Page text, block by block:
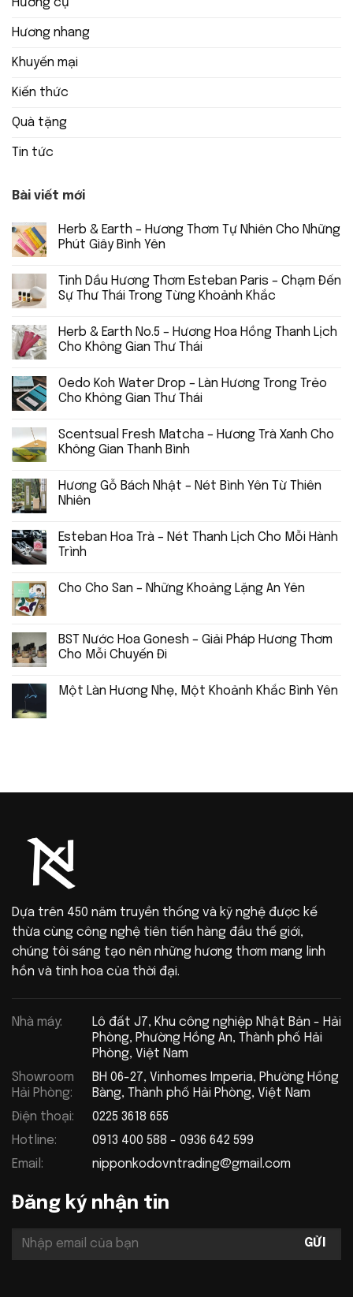
Hương cụ
Hương nhang
Khuyến mại
Kiến thức
Quà tặng
Tin tức
Bài viết mới
Herb & Earth – Hương Thơm Tự Nhiên Cho Những
Phút Giây Bình Yên
Tinh Dầu Hương Thơm Esteban Paris – Chạm Đến
Sự Thư Thái Trong Từng Khoảnh Khắc
Herb & Earth No.5 – Hương Hoa Hồng Thanh Lịch
Cho Không Gian Thư Thái
Oedo Koh Water Drop – Làn Hương Trong Trẻo
Cho Không Gian Thư Thái
Scentsual Fresh Matcha – Hương Trà Xanh Cho
Không Gian Thanh Bình
Hương Gỗ Bách Nhật – Nét Bình Yên Từ Thiên
Nhiên
Esteban Hoa Trà – Nét Thanh Lịch Cho Mỗi Hành
Trình
Cho Cho San – Những Khoảng Lặng An Yên
BST Nước Hoa Gonesh – Giải Pháp Hương Thơm
Cho Mỗi Chuyến Đi
Một Làn Hương Nhẹ, Một Khoảnh Khắc Bình Yên
Dựa trên 450 năm truyền thống và kỹ nghệ được kế
thừa cùng công nghệ tiên tiến hàng đầu thế giới,
chúng tôi sáng tạo nên những hương thơm mang linh
hồn và tinh hoa của thời đại.
Nhà máy:
Lô đất J7, Khu công nghiệp Nhật Bản - Hải
Phòng, Phường Hồng An, Thành phố Hải
Phòng, Việt Nam
Showroom
Hải Phòng:
BH 06-27, Vinhomes Imperia, Phường Hồng
Bàng, Thành phố Hải Phòng, Việt Nam
Điện thoại:
0225 3618 655
Hotline:
0913 400 588 - 0936 642 599
Email:
nipponkodovntrading@gmail.com
Đăng ký nhận tin